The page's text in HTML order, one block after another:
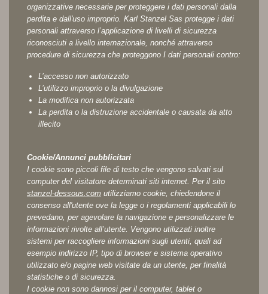
organizzative necessarie per proteggere i dati personali dalla
perdita e dall'uso improprio. Karl Stanzel Sas protegge i dati
personali attraverso l’applicazione di livelli di sicurezza
riconosciuti a livello internazionale, nonché attraverso
procedure di sicurezza che proteggono I dati personali contro:
L’accesso non autorizzato
L’utilizzo improprio o la divulgazione
La modifica non autorizzata
La perdita o la distruzione accidentale o causata da atto
illecito
Cookie/Annunci pubblicitari
I cookie sono piccoli file di testo che vengono salvati sul
computer del visitatore determinati siti internet. Per il sito
stanzel-dessous.com utilizziamo cookie, chiedendone il
consenso all'utente ove la legge o i regolamenti applicabili lo
prevedano, per agevolare la navigazione e personalizzare le
informazioni rivolte all’utente. Vengono utilizzati inoltre
sistemi per raccogliere informazioni sugli utenti, quali ad
esempio indirizzo IP, tipo di browser e sistema operativo
utilizzato e/o pagine web visitate da un utente, per finalità
statistiche o di sicurezza.
I cookie non sono dannosi per il computer, tablet o